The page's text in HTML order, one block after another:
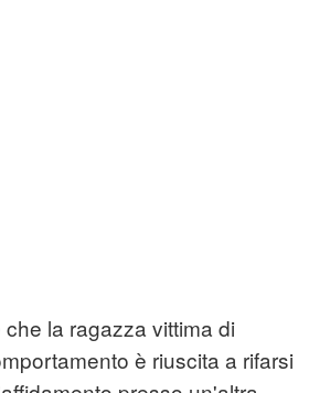
la ragazza vittima di
è riuscita a rifarsi